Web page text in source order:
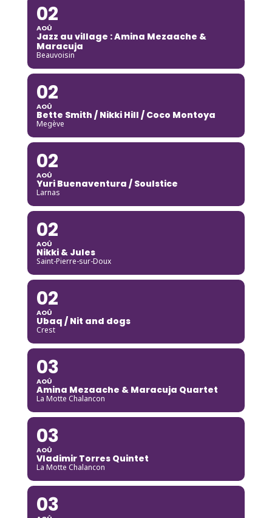
02
AOÛ
Jazz au village : Amina Mezaache &
Maracuja
Beauvoisin
02
AOÛ
Bette Smith / Nikki Hill / Coco Montoya
Megève
02
AOÛ
Yuri Buenaventura / Soulstice
Larnas
02
AOÛ
Nikki & Jules
Saint-Pierre-sur-Doux
02
AOÛ
Ubaq / Nit and dogs
Crest
03
AOÛ
Amina Mezaache & Maracuja Quartet
La Motte Chalancon
03
AOÛ
Vladimir Torres Quintet
La Motte Chalancon
03